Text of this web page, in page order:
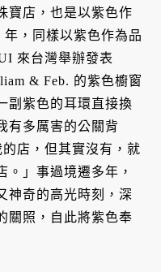
寶店，也是以紫色作
，同樣以紫色作為品
來台灣舉辦發表
& Feb. 的紫色櫥窗
副紫色的耳環直接換
有多厲害的公關背
店，但其實沒有，就
。」事過境遷多年，
神奇的高光時刻，深
關照，自此將紫色奉